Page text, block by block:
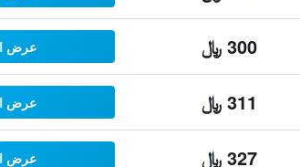
300 ﷼ عرض
311 ﷼ عرض
327 ﷼ عرض